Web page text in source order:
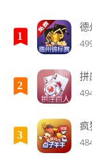
1
德
2
拼
3
疯